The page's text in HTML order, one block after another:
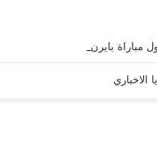
بايرن ميونخ